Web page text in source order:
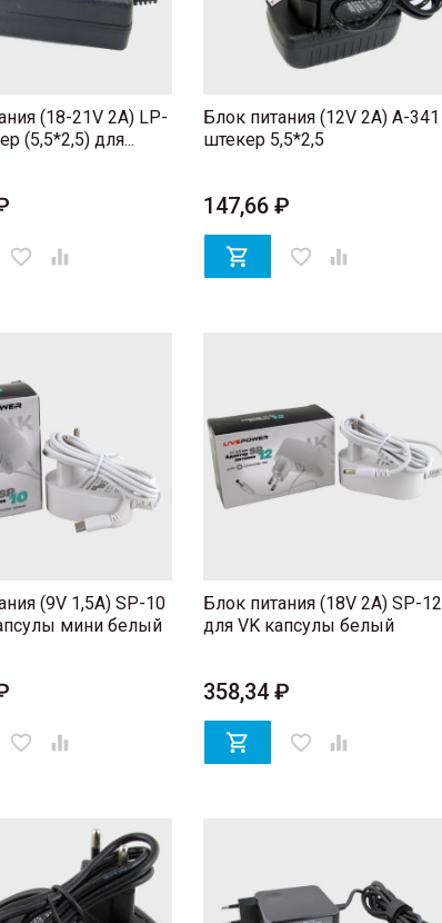
(18-21V 2A) LP-
(5,5*2,5) для...
favorite_border 
Блок питания (12V 2A) A-341
штекер 5,5*2,5
147,66 ₽
 favorite_border 
(9V 1,5A) SP-10
мини белый
favorite_border 
Блок питания (18V 2A) SP-12
для VK капсулы белый
358,34 ₽
 favorite_border 